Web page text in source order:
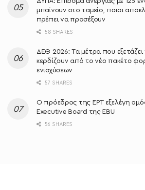
μπαίνουν στο ταμείο, ποιοι
πρέπει να προσέξουν
58 SHARES
ΔΕΘ 2026: Τα μέτρα που εξετάζει
κερδίζουν από το νέο πακέτο
ενισχύσεων
57 SHARES
Ο πρόεδρος της ΕΡΤ εξελέγη
Executive Board της EBU
56 SHARES